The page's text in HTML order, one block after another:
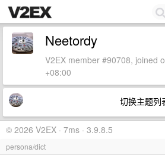
Neetordy
V2EX member #90708, joined
+08:00
切换主题列
© 2026 V2EX · 7ms · 3.9.8.5
persona/dict